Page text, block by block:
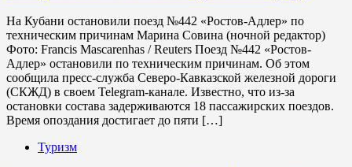
На Кубани остановили поезд №442 «Ростов-Адлер» по
техническим причинам Марина Совина (ночной редактор)
Фото: Francis Mascarenhas / Reuters Поезд №442 «Ростов-
Адлер» остановили по техническим причинам. Об этом
сообщила пресс-служба Северо-Кавказской железной дороги
(СКЖД) в своем Telegram-канале. Известно, что из-за
остановки состава задерживаются 18 пассажирских поездов.
Время опоздания достигает до пяти […]
Туризм